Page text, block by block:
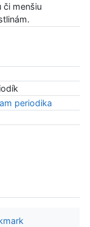
či menšiu
periodika